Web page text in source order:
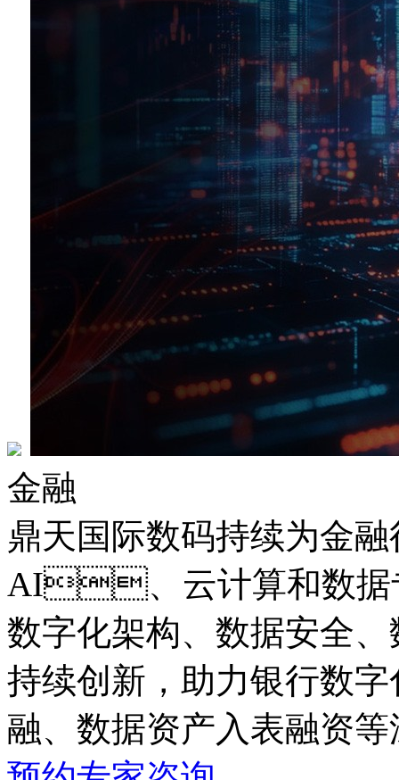
金融
鼎天国际数码持续为金
AI、云计算和数据专业
数字化架构、数据安全
持续创新，助力银行数
融、数据资产入表融资